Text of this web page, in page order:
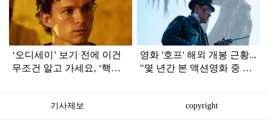
인
‘오디세이’ 보기 전에 이건
무조건 알고 가세요, ‘핵심
영화 '호프' 해외 개봉 근황...
"몇 년간 본 액션영화 중 최
기사제보 copyright